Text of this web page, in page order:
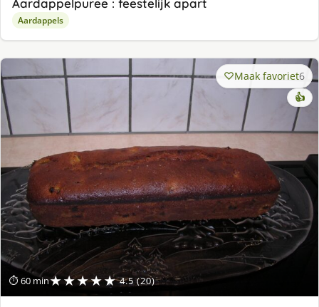
Aardappels
⏱ 60 min★★★★★ 4.5 (20)
Maak favoriet6
👍